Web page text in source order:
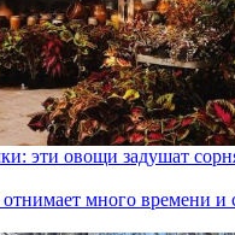
эти овощи задушат
много времени и